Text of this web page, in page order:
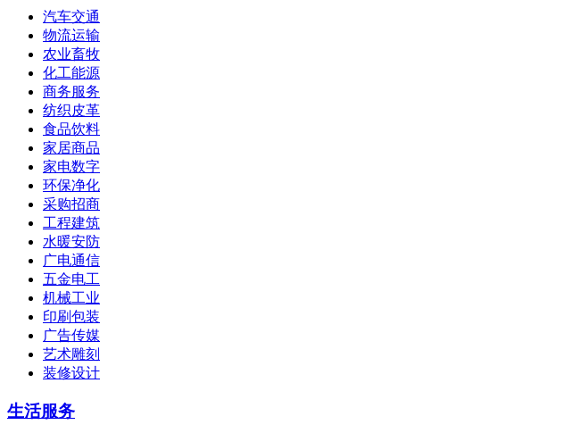
汽车交通
物流运输
农业畜牧
化工能源
商务服务
纺织皮革
食品饮料
家居商品
家电数字
环保净化
采购招商
工程建筑
水暖安防
广电通信
五金电工
机械工业
印刷包装
广告传媒
艺术雕刻
装修设计
生活服务